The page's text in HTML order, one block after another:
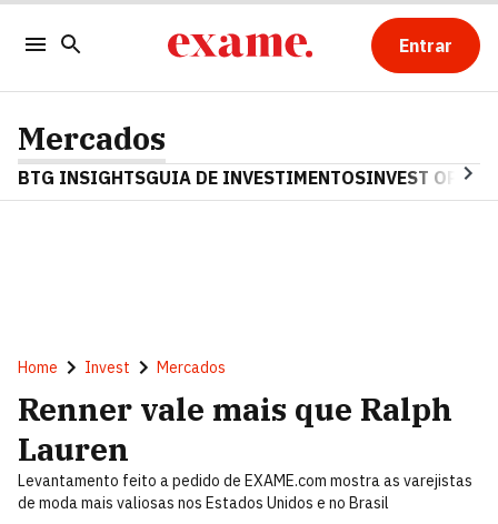
Entrar
Mercados
BTG INSIGHTSGUIA DE INVESTIMENTOSINVEST OPINA
Home Invest Mercados
Renner vale mais que Ralph
Lauren
Levantamento feito a pedido de EXAME.com mostra as varejistas
de moda mais valiosas nos Estados Unidos e no Brasil